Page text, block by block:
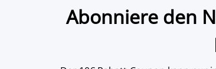
Abonniere den